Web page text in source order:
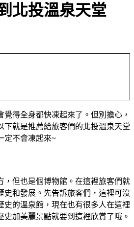
北投溫泉天堂
得全身都快凍起來了。但別擔心，
下就是推薦給旅客們的北投溫泉天堂
定不會凍起來~
，但也是個博物館。在這裡旅客們就
史和發展。先告訴旅客們，這裡可沒
史的溫泉館，現在也有很多人在這裡
史加美麗景點就要到這裡欣賞了哦。